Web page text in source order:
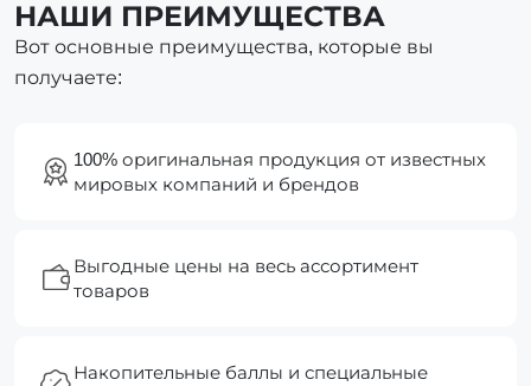
НАШИ ПРЕИМУЩЕСТВА
Вот основные преимущества, которые вы
получаете:
100% оригинальная продукция от известных
мировых компаний и брендов
Выгодные цены на весь ассортимент
товаров
Накопительные баллы и специальные